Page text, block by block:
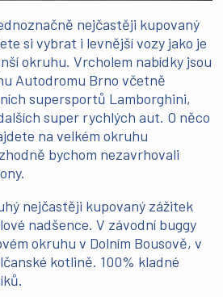
nejčastěji kupovaný
si vybrat i levnější vozy jako je
okruhu. Vrcholem nabídky jsou
Autodromu Brno včetně
supersportů Lamborghini,
super rychlých aut. O něco
na velkém okruhu
bychom nezavrhovali
nejčastěji kupovaný zážitek
nadšence. V závodní buggy
okruhu v Dolním Bousově, v
kotlině. 100% kladné